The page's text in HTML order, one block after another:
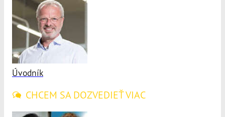
Úvodník
CHCEM SA DOZVEDIEŤ VIAC